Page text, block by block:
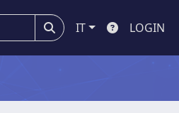
IT LOGIN